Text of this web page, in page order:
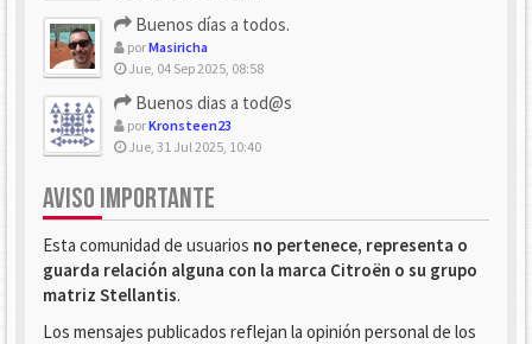
Buenos días a todos.
porMasiricha
Jue, 04 Sep 2025, 08:58
Buenos dias a tod@s
porKronsteen23
Jue, 31 Jul 2025, 10:40
AVISO IMPORTANTE
Esta comunidad de usuarios no pertenece, representa o
guarda relación alguna con la marca Citroën o su grupo
matriz Stellantis.
Los mensajes publicados reflejan la opinión personal de los